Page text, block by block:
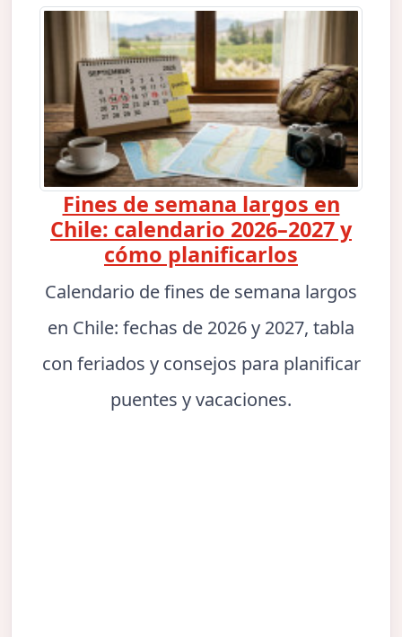
Fines de semana largos en
Chile: calendario 2026–2027 y
cómo planificarlos
Calendario de fines de semana largos
en Chile: fechas de 2026 y 2027, tabla
con feriados y consejos para planificar
puentes y vacaciones.